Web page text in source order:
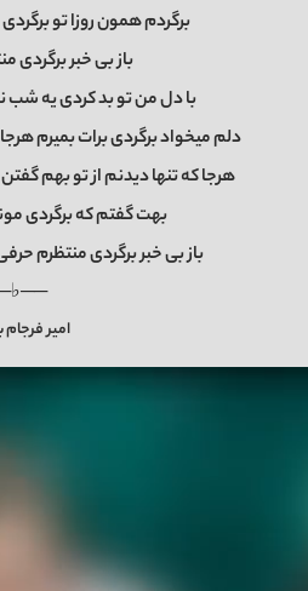
برگردم همون روزا تو
باز بی خبر برگردی
با دل من تو بد کردی یه شب
دلم میخواد برگردی برات بمیرم
هرجا که تنها دیدنم از تو بهم
بهت گفتم که برگردی
باز بی خبر برگردی منتظرم
امیر فرجام